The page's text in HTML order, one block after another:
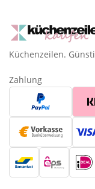
Küchenzeilen.
Zahlung